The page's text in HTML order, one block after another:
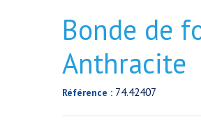
Bonde de
Anthracite
Référence : 74.42407